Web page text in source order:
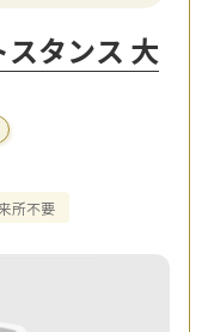
タンス 大
所不要